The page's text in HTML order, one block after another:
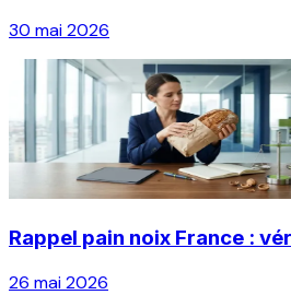
30 mai 2026
Rappel pain noix France :
26 mai 2026